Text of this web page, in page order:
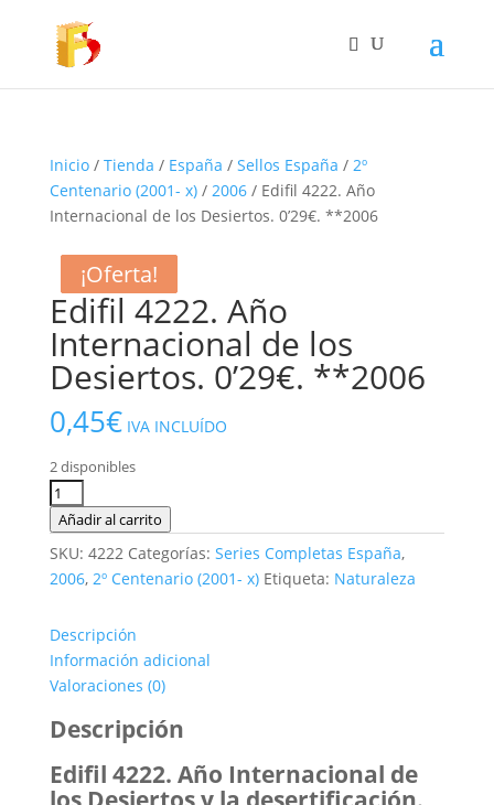
Inicio/ Tienda / España / Sellos España / 2º
Centenario (2001- x)/ 2006/ Edifil 4222. Año
Internacional de los Desiertos. 0’29€. **2006
Edifil 4222. Año
Internacional de los
Desiertos. 0’29€. **2006
0,45€ IVA INCLUÍDO
2 disponibles
Edifil
4222.
Desiertos.
0'29€.
**2006
cantidad
Añadir al carrito
SKU: 4222 Categorías: Series Completas España,
2006, 2º Centenario (2001- x) Etiqueta: Naturaleza
Descripción
Información adicional
Valoraciones (0)
Descripción
Edifil 4222. Año Internacional de
¡Oferta!
¡Oferta!
¡Oferta!